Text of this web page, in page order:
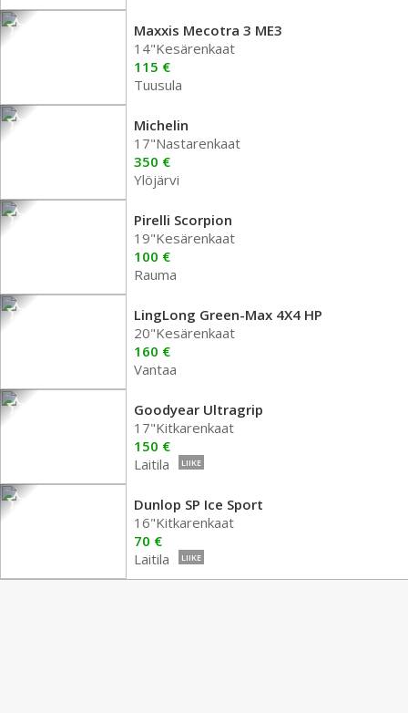
Maxxis Mecotra 3 ME3
14"Kesärenkaat
115 €
Tuusula
Michelin
17"Nastarenkaat
350 €
Ylöjärvi
Pirelli Scorpion
19"Kesärenkaat
100 €
Rauma
LingLong Green-Max 4X4 HP
20"Kesärenkaat
160 €
Vantaa
Goodyear Ultragrip
17"Kitkarenkaat
150 €
Laitila
LIIKE
Dunlop SP Ice Sport
16"Kitkarenkaat
70 €
Laitila
LIIKE